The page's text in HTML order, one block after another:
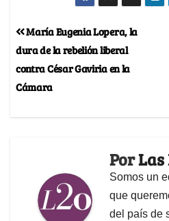
María Eugenia Lopera, la
dura de la rebelión liberal
contra César Gaviria en la
Cámara
PorLas
Somos un
que
del país de